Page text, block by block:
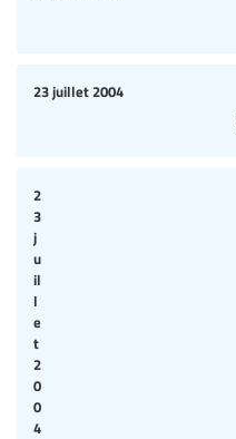
23 juillet 2004
2
3
j
u
il
l
e
t
2
0
0
4